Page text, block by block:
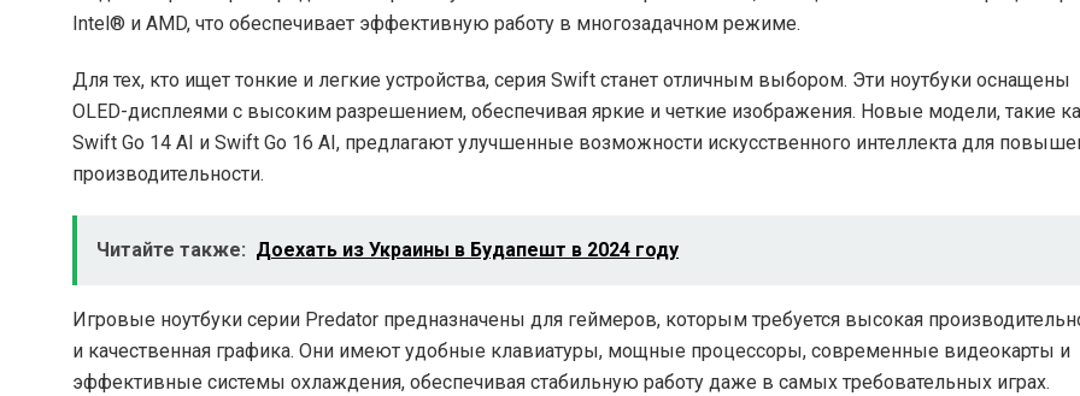
Intel® и AMD, что обеспечивает эффективную работу в многозадачном режиме.
Для тех, кто ищет тонкие и легкие устройства, серия Swift станет отличным выбором. Эти ноутбуки оснащены
OLED-дисплеями с высоким разрешением, обеспечивая яркие и четкие изображения. Новые модели, такие
Swift Go 14 AI и Swift Go 16 AI, предлагают улучшенные возможности искусственного интеллекта для
производительности.
Читайте также: Доехать из Украины в Будапешт в 2024 году
Игровые ноутбуки серии Predator предназначены для геймеров, которым требуется высокая
и качественная графика. Они имеют удобные клавиатуры, мощные процессоры, современные видеокарты и
эффективные системы охлаждения, обеспечивая стабильную работу даже в самых требовательных играх.